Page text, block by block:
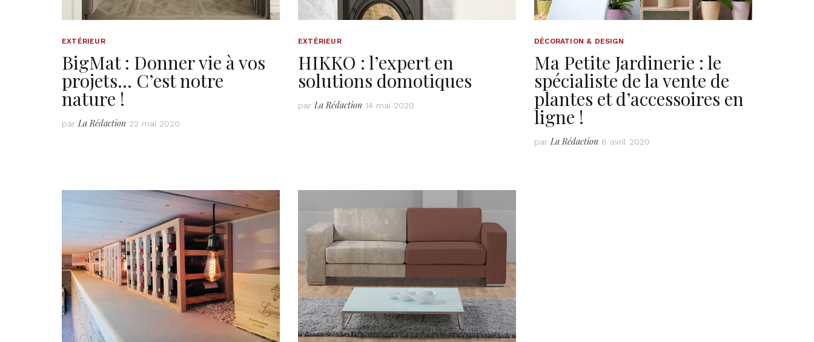
EXTÉRIEUR
BigMat : Donner vie à vos
projets… C’est notre
nature !
par La Rédaction 22 mai 2020
EXTÉRIEUR
HIKKO : l’expert en
solutions domotiques
par La Rédaction 14 mai 2020
DÉCORATION & DESIGN
Ma Petite Jardinerie : le
spécialiste de la vente de
plantes et d’accessoires en
ligne !
par La Rédaction 6 avril 2020